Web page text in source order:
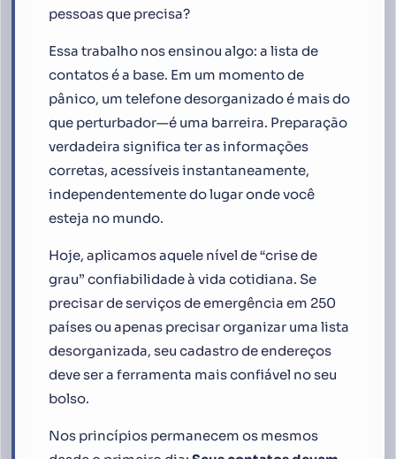
pessoas que precisa?
Essa trabalho nos ensinou algo: a lista de
contatos é a base. Em um momento de
pânico, um telefone desorganizado é mais do
que perturbador—é uma barreira. Preparação
verdadeira significa ter as informações
corretas, acessíveis instantaneamente,
independentemente do lugar onde você
esteja no mundo.
Hoje, aplicamos aquele nível de “crise de
grau” confiabilidade à vida cotidiana. Se
precisar de serviços de emergência em 250
países ou apenas precisar organizar uma lista
desorganizada, seu cadastro de endereços
deve ser a ferramenta mais confiável no seu
bolso.
Nos princípios permanecem os mesmos